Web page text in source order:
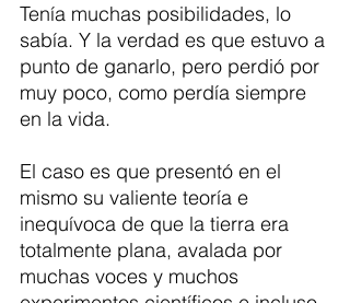
Tenía muchas posibilidades, lo
sabía. Y la verdad es que estuvo a
punto de ganarlo, pero perdió por
muy poco, como perdía siempre
en la vida.
El caso es que presentó en el
mismo su valiente teoría e
inequívoca de que la tierra era
totalmente plana, avalada por
muchas voces y muchos